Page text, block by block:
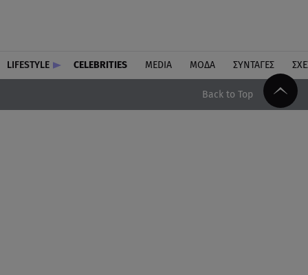
LIFESTYLE CELEBRITIES MEDIA ΜΟΔΑ ΣΥΝΤΑΓΕΣ
Back to Top